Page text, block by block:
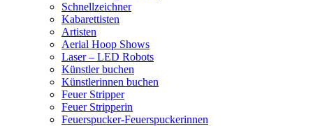
Schnellzeichner
Kabarettisten
Artisten
Aerial Hoop Shows
Laser – LED Robots
Künstler buchen
Künstlerinnen buchen
Feuer Stripper
Feuer Stripperin
Feuerspucker-Feuerspuckerinnen